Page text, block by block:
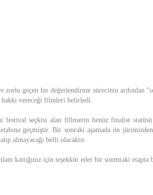
zorlu geçen bir değerlendirme sürecinin ardından
vereceği filmleri belirledi.
seçkisi alan fillmerin henüz finalist statüsü
geçmiştir. Bir sonraki aşamada ön
almayacağı belli olacaktır.
kattığınız için teşekkür eder bir sonmraki etapta